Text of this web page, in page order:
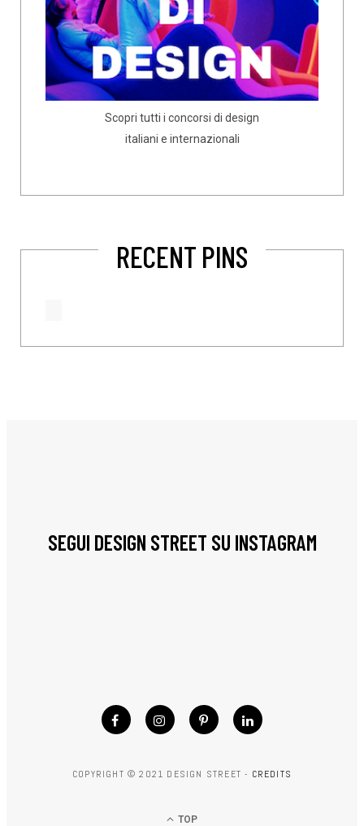
Scopri tutti i concorsi di design
italiani e internazionali
RECENT PINS
SEGUI DESIGN STREET SU INSTAGRAM
COPYRIGHT © 2021 DESIGN STREET - CREDITS
TOP